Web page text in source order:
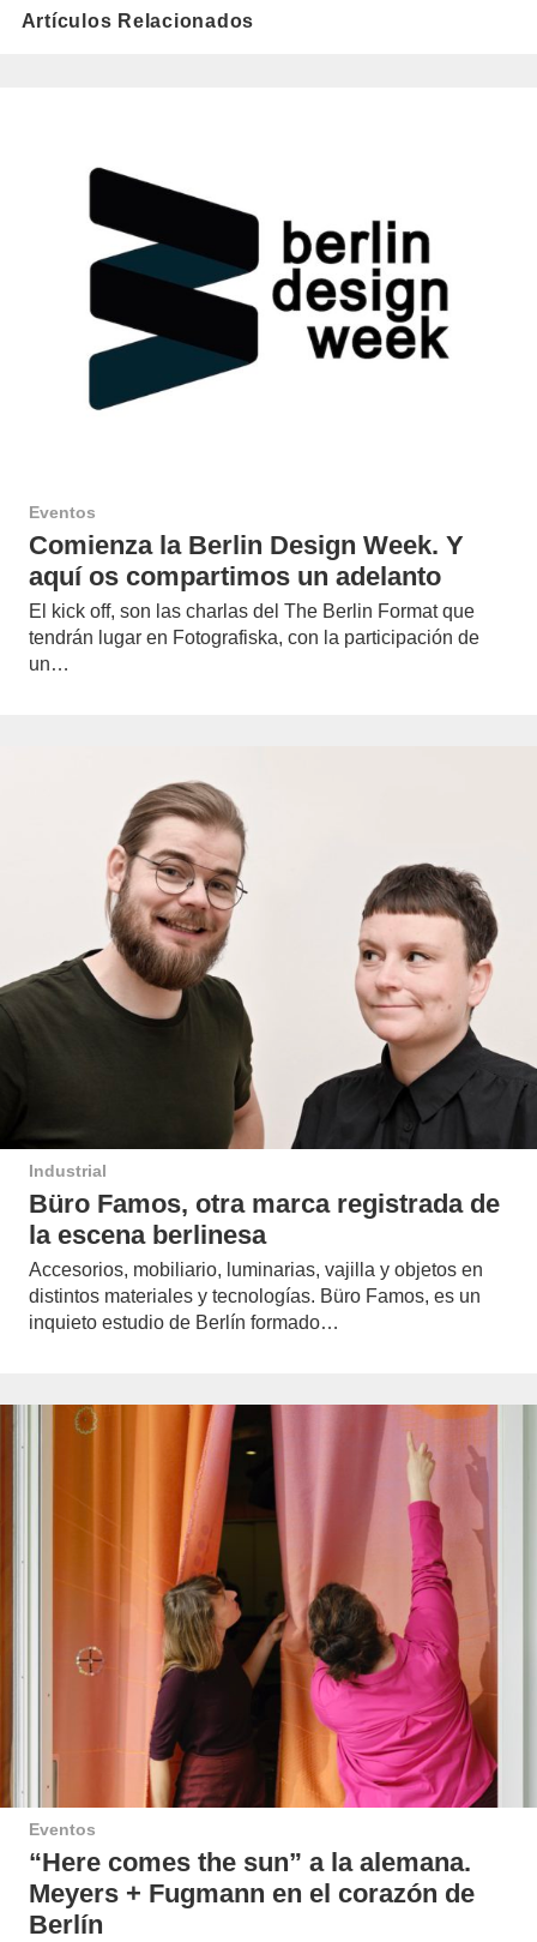
Artículos Relacionados
Eventos
Comienza la Berlin Design Week. Y
aquí os compartimos un adelanto
El kick off, son las charlas del The Berlin Format que
tendrán lugar en Fotografiska, con la participación de
un…
Industrial
Büro Famos, otra marca registrada de
la escena berlinesa
Accesorios, mobiliario, luminarias, vajilla y objetos en
distintos materiales y tecnologías. Büro Famos, es un
inquieto estudio de Berlín formado…
Eventos
“Here comes the sun” a la alemana.
Meyers + Fugmann en el corazón de
Berlín